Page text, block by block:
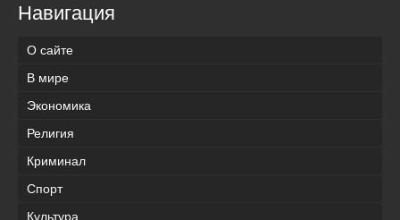
Навигация
О сайте
В мире
Экономика
Религия
Криминал
Спорт
Культура